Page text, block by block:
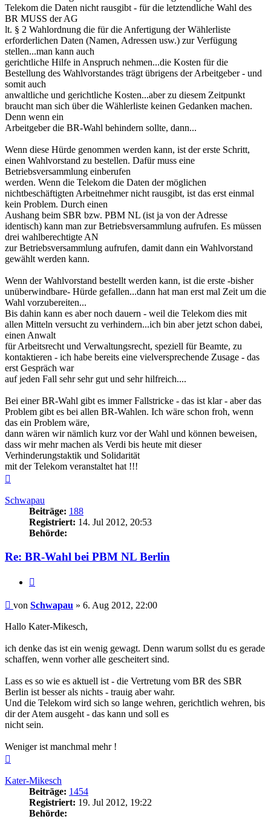
Telekom die Daten nicht rausgibt - für die letztendliche Wahl des
BR MUSS der AG
lt. § 2 Wahlordnung die für die Anfertigung der Wählerliste
erforderlichen Daten (Namen, Adressen usw.) zur Verfügung
stellen...man kann auch
gerichtliche Hilfe in Anspruch nehmen...die Kosten für die
Bestellung des Wahlvorstandes trägt übrigens der Arbeitgeber - und
somit auch
anwaltliche und gerichtliche Kosten...aber zu diesem Zeitpunkt
braucht man sich über die Wählerliste keinen Gedanken machen.
Denn wenn ein
Arbeitgeber die BR-Wahl behindern sollte, dann...
Wenn diese Hürde genommen werden kann, ist der erste Schritt,
einen Wahlvorstand zu bestellen. Dafür muss eine
Betriebsversammlung einberufen
werden. Wenn die Telekom die Daten der möglichen
nichtbeschäftigten Arbeitnehmer nicht rausgibt, ist das erst einmal
kein Problem. Durch einen
Aushang beim SBR bzw. PBM NL (ist ja von der Adresse
identisch) kann man zur Betriebsversammlung aufrufen. Es müssen
drei wahlberechtigte AN
zur Betriebsversammlung aufrufen, damit dann ein Wahlvorstand
gewählt werden kann.
Wenn der Wahlvorstand bestellt werden kann, ist die erste -bisher
unüberwindbare- Hürde gefallen...dann hat man erst mal Zeit um die
Wahl vorzubereiten...
Bis dahin kann es aber noch dauern - weil die Telekom dies mit
allen Mitteln versucht zu verhindern...ich bin aber jetzt schon dabei,
einen Anwalt
für Arbeitsrecht und Verwaltungsrecht, speziell für Beamte, zu
kontaktieren - ich habe bereits eine vielversprechende Zusage - das
erst Gespräch war
auf jeden Fall sehr sehr gut und sehr hilfreich....
Bei einer BR-Wahl gibt es immer Fallstricke - das ist klar - aber das
Problem gibt es bei allen BR-Wahlen. Ich wäre schon froh, wenn
das ein Problem wäre,
dann wären wir nämlich kurz vor der Wahl und können beweisen,
dass wir mehr machen als Verdi bis heute mit dieser
Verhinderungstaktik und Solidarität
mit der Telekom veranstaltet hat !!!
Schwapau
Beiträge: 188
Registriert: 14. Jul 2012, 20:53
Behörde:
Re: BR-Wahl bei PBM NL Berlin
Beitrag
von Schwapau » 6. Aug 2012, 22:00
Hallo Kater-Mikesch,
ich denke das ist ein wenig gewagt. Denn warum sollst du es gerade
schaffen, wenn vorher alle gescheitert sind.
Lass es so wie es aktuell ist - die Vertretung vom BR des SBR
Berlin ist besser als nichts - trauig aber wahr.
Und die Telekom wird sich so lange wehren, gerichtlich wehren, bis
dir der Atem ausgeht - das kann und soll es
nicht sein.
Weniger ist manchmal mehr !
Kater-Mikesch
Beiträge: 1454
Registriert: 19. Jul 2012, 19:22
Behörde: